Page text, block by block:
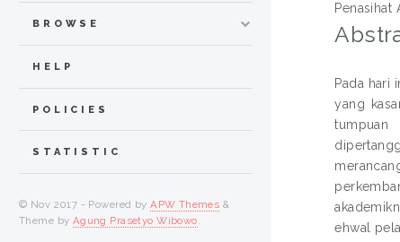
Penasihat
Pada hari
yang
ehwal
BROWSE
HELP
POLICIES
STATISTIC
© Nov 2017 - Powered byAPW Themes &
Theme by Agung Prasetyo Wibowo.